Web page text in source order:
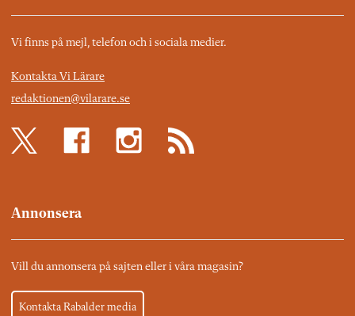
Vi finns på mejl, telefon och i sociala medier.
Kontakta Vi Lärare
redaktionen@vilarare.se
Annonsera
Vill du annonsera på sajten eller i våra magasin?
Kontakta Rabalder media